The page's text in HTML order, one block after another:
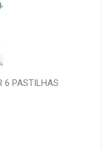
6 PASTILHAS